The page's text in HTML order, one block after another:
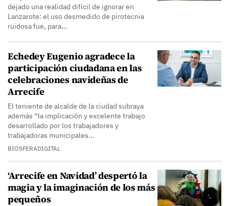
dejado una realidad difícil de ignorar en
Lanzarote: el uso desmedido de pirotecnia
ruidosa fue, para…
Echedey Eugenio agradece la
participación ciudadana en las
celebraciones navideñas de
Arrecife
El teniente de alcalde de la ciudad subraya
además “la implicación y excelente trabajo
desarrollado por los trabajadores y
trabajadoras municipales…
BIOSFERADIGITAL
‘Arrecife en Navidad’ despertó la
magia y la imaginación de los más
pequeños